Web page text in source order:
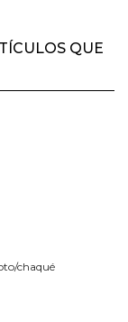
QUE
chaqué